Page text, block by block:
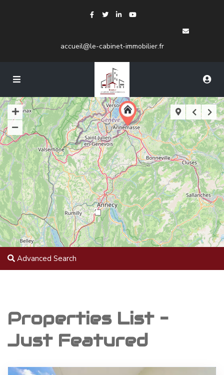
accueil@le-cabinet-immobilier.fr
2
Advanced Search
Properties List –
Just Featured